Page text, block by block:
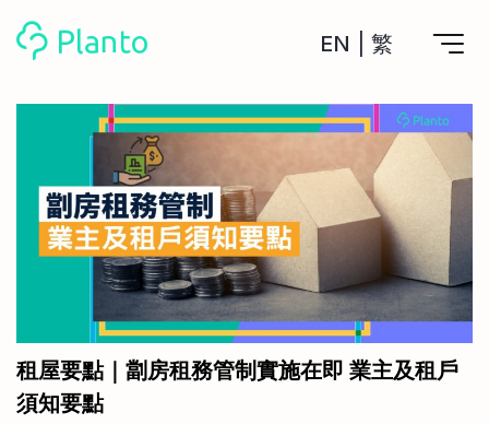
EN 繁
Planto功能
計劃買樓
計劃買樓第一步
全功能記賬
管理及分析所有戶口
管理MPF戶口
一次過管理所有強積金戶口
申請清卡數/私人貸款
CreFIT x Planto推廣優惠
工具
私人貸款
年利率/APR/年息比較
投資戶口 (美股)
比較最抵美股投資戶口
投資戶口 (港股)
比較最抵港股投資戶口
投資加密貨幣
比較最抵Crypto交易所
Academy
Marketplace
租屋要點｜劏房租務管制實施在即 業主及租戶
須知要點